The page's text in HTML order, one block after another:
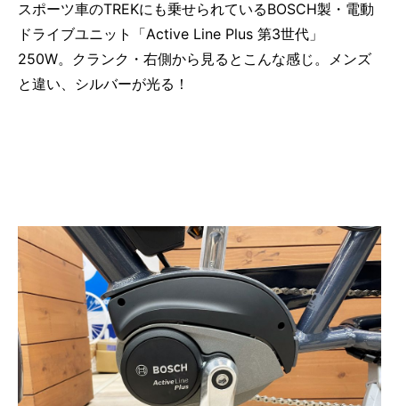
スポーツ車のTREKにも乗せられているBOSCH製・電動
ドライブユニット「Active Line Plus 第3世代」
250W。クランク・右側から見るとこんな感じ。メンズ
と違い、シルバーが光る！